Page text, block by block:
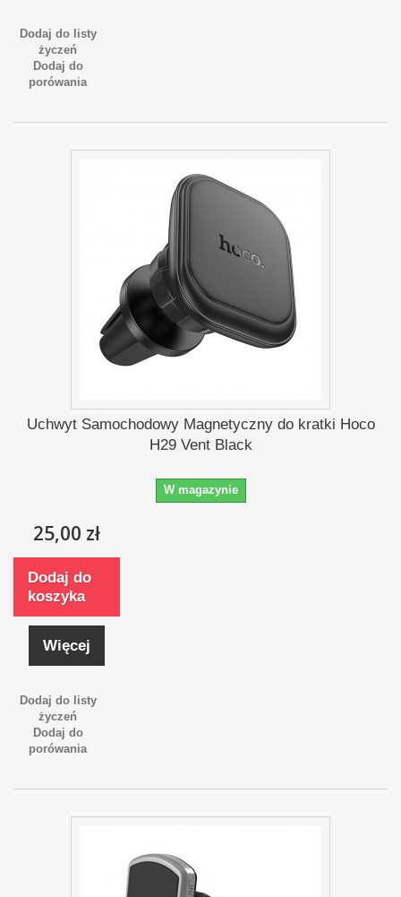
Dodaj do listy
życzeń
Dodaj do
porówania
Uchwyt Samochodowy Magnetyczny do kratki Hoco
H29 Vent Black
W magazynie
25,00 zł
Dodaj do
koszyka
Więcej
Dodaj do listy
życzeń
Dodaj do
porówania